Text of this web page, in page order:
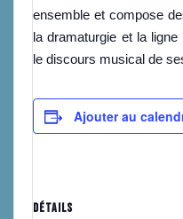
ensemble et compose
la dramaturgie et la
le discours musical de
Ajouter au
DÉTAILS